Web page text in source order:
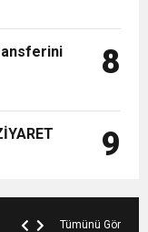
8
9
Tümünü Gör